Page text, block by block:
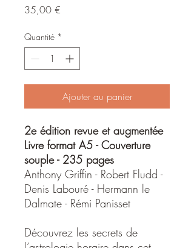
35,00 €
Quantité *
Ajouter au panier
2e édition revue et augmentée
Livre format A5 - Couverture
souple - 235 pages
Anthony Griffin - Robert Fludd -
Denis Labouré - Hermann le
Dalmate - Rémi Panisset
Découvrez les secrets de